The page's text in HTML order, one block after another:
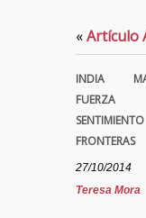
«Artículo
INDIA
FRONTERAS
27/10/2014
Teresa Mora